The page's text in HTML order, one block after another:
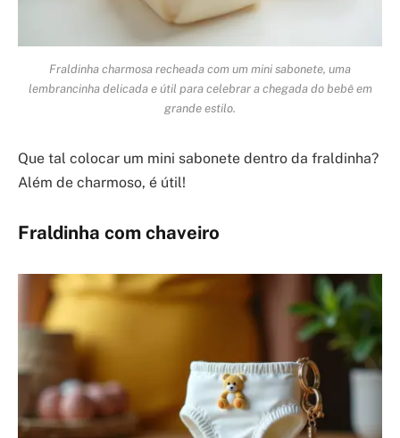
Fraldinha charmosa recheada com um mini sabonete, uma
lembrancinha delicada e útil para celebrar a chegada do bebê em
grande estilo.
Que tal colocar um mini sabonete dentro da fraldinha?
Além de charmoso, é útil!
Fraldinha com chaveiro